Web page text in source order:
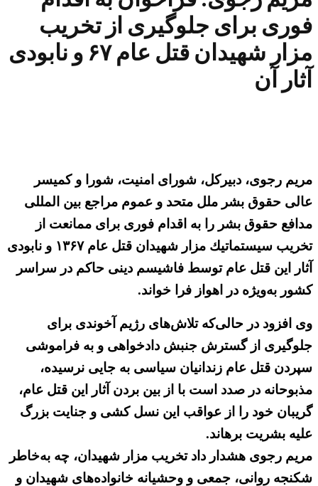
فوری برای جلوگیری از تخریب
مزار شهیدان قتل عام ۶۷ و نابودی
آثار آن
مریم رجوی، دبیركل، شورای امنیت، شورا و كمیسر
عالی حقوق بشر ملل متحد و عموم مراجع بین المللی
مدافع حقوق بشر را به اقدام فوری برای ممانعت از
تخریب سیستماتیك مزار شهیدان قتل عام ۱۳۶۷ و نابودی
آثار این قتل عام توسط فاشیسم دینی حاكم در سراسر
كشور به‌ویژه در اهواز فرا خواند.
وی افزود در حالی‌كه تلاش‌های رژیم آخوندی برای
جلوگیری از گسترش جنبش دادخواهی و به فراموشی
سپردن قتل عام زندانیان سیاسی به جایی نرسیده،
مذبوحانه در صدد است با از بین بردن آثار این قتل عام،
گریبان خود را از عواقب این نسل كشی و جنایت بزرگ
علیه بشریت برهاند.
مریم رجوی هشدار داد تخریب مزار شهیدان، چه به‌خاطر
شكنجه روانی، جمعی و وحشیانه خانواده‌های شهیدان و